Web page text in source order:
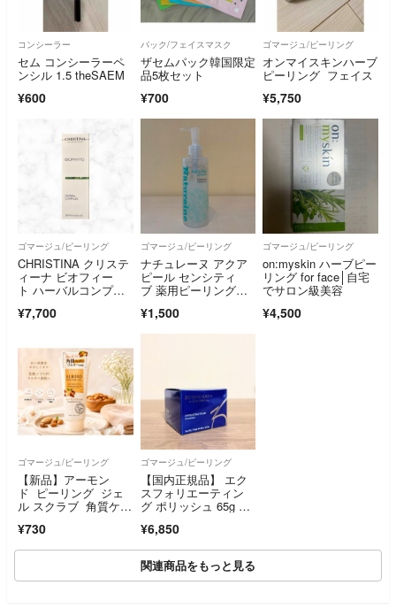
コンシーラー
セム コンシーラーペ
ンシル 1.5 theSAEM
¥600
パック/フェイスマスク
ザセムパック韓国限定
品5枚セット
¥700
ゴマージュ/ピーリング
オンマイスキンハーブ
ピーリング フェイス
¥5,750
ゴマージュ/ピーリング
CHRISTINA クリステ
ィーナ ビオフィー
ト ハーバルコンプレ
¥7,700
ゴマージュ/ピーリング
ナチュレーヌ アクア
ピール センシティ
ブ 薬用ピーリングジ
¥1,500
ゴマージュ/ピーリング
on:myskin ハーブピー
リング for face│自宅
でサロン級美容
¥4,500
ゴマージュ/ピーリング
【新品】アーモン
ド ピーリング ジェ
ル スクラブ 角質ケ
¥730
ゴマージュ/ピーリング
【国内正規品】 エク
スフォリエーティン
グ ポリッシュ 65g ゼ
¥6,850
関連商品をもっと見る